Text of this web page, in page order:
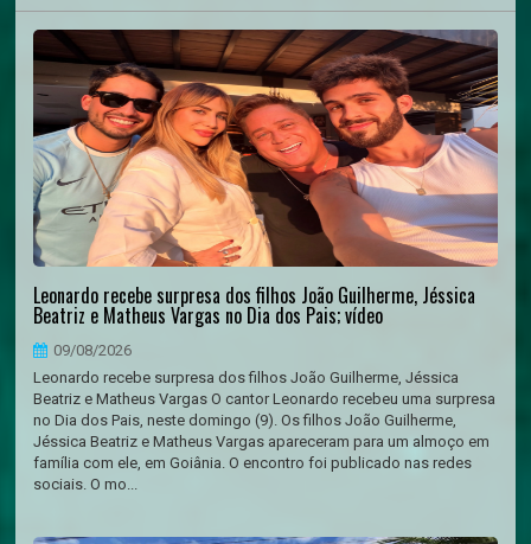
Leonardo recebe surpresa dos filhos João Guilherme, Jéssica
Beatriz e Matheus Vargas no Dia dos Pais; vídeo
09/08/2026
Leonardo recebe surpresa dos filhos João Guilherme, Jéssica
Beatriz e Matheus Vargas O cantor Leonardo recebeu uma surpresa
no Dia dos Pais, neste domingo (9). Os filhos João Guilherme,
Jéssica Beatriz e Matheus Vargas apareceram para um almoço em
família com ele, em Goiânia. O encontro foi publicado nas redes
sociais. O mo...